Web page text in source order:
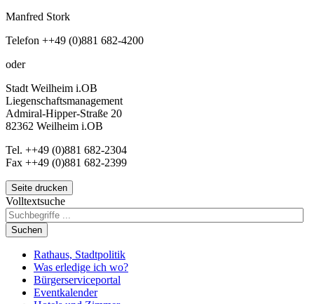
Manfred Stork
Telefon ++49 (0)881 682-4200
oder
Stadt Weilheim i.OB
Liegenschaftsmanagement
Admiral-Hipper-Straße 20
82362 Weilheim i.OB
Tel. ++49 (0)881 682-2304
Fax ++49 (0)881 682-2399
Seite drucken
Volltextsuche
Suchen
Rathaus, Stadtpolitik
Was erledige ich wo?
Bürgerserviceportal
Eventkalender